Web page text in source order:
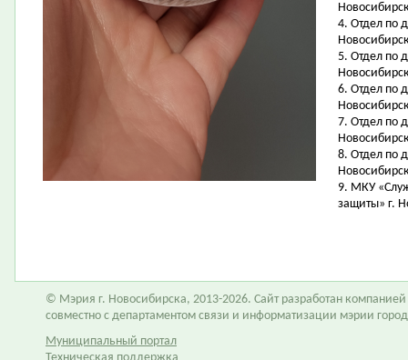
4. Отдел по
5. Отдел по
6. Отдел по
7. Отдел по
8. Отдел по
9. МКУ
защиты» г.
© Мэрия г. Новосибирска, 2013-2026. Сайт разработан компанией
совместно с департаментом связи и информатизации мэрии
Муниципальный портал